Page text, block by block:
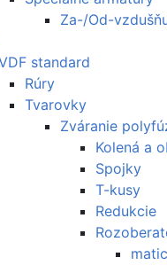
Za-/Od-
standard
Rúry
Tvarovky
Zváranie
Kolená a
Spojky
T-kusy
Redukcie